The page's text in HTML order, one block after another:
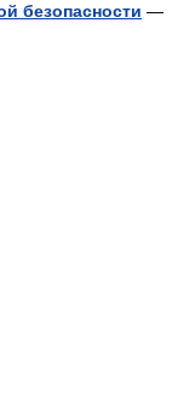
безопасности —